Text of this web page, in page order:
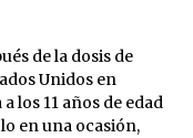
de la dosis de
Unidos en
los 11 años de edad
en una ocasión,